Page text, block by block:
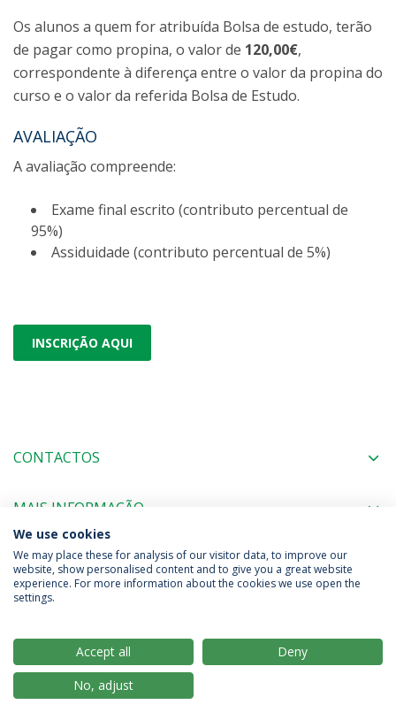
Os alunos a quem for atribuída Bolsa de estudo, terão
de pagar como propina, o valor de 120,00€,
correspondente à diferença entre o valor da propina do
curso e o valor da referida Bolsa de Estudo.
AVALIAÇÃO
A avaliação compreende:
Exame final escrito (contributo percentual de
95%)
Assiduidade (contributo percentual de 5%)
INSCRIÇÃO AQUI
CONTACTOS
MAIS INFORMAÇÃO
Política de Privacidade
Termos & Condições
© 2026 Universidade Católica Portuguesa
We use cookies
We may place these for analysis of our visitor data, to improve our
website, show personalised content and to give you a great website
experience. For more information about the cookies we use open the
settings.
Accept all
Deny
No, adjust